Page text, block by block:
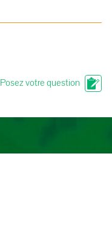
Posez votre question